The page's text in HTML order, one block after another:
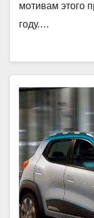
мотивам этого
году.…